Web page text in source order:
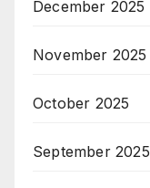
December 2025
November 2025
October 2025
September 2025